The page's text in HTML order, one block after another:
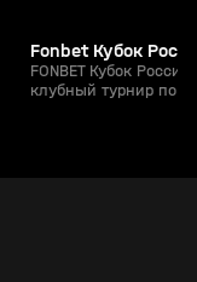
Fonbet Кубок
FONBET Кубок
клубный турнир по